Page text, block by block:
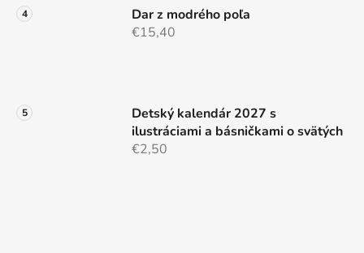
Dar z modrého poľa
€15,40
Detský kalendár 2027 s
ilustráciami a básničkami o svätých
€2,50